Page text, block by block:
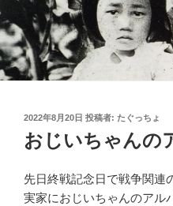
投
稿
日:
2022年8月20日 投稿者: たぐっちょ
おじいちゃんの
先日終戦記念日で戦争関連
実家におじいちゃんのアル